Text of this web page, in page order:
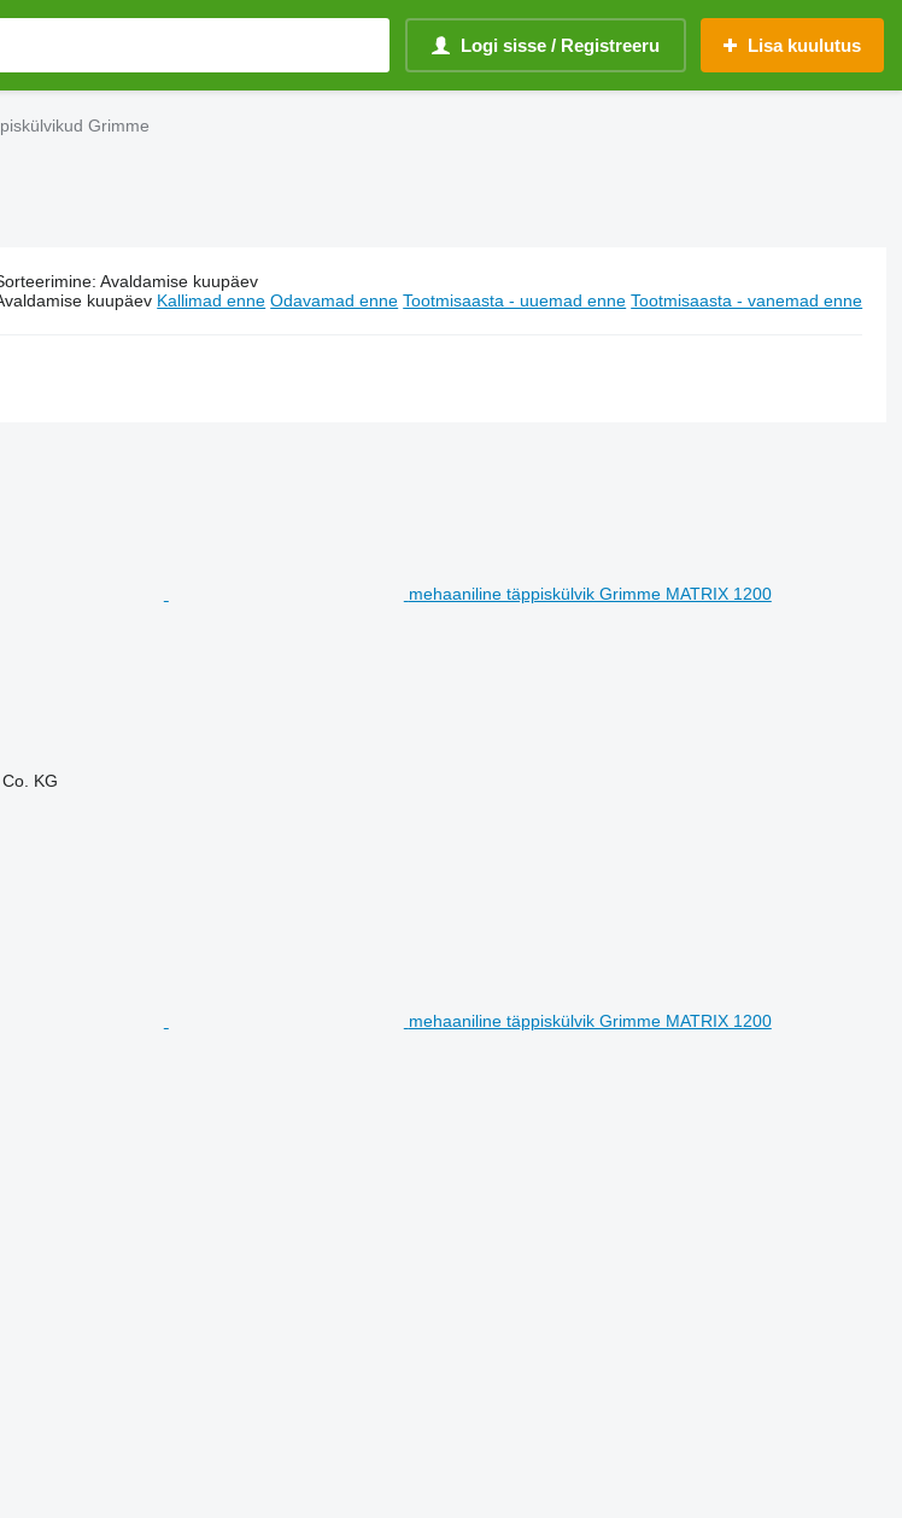
Logi sisse / Registreeru Lisa kuulutus
Grimme
: Avaldamise kuupäev
kuupäev Kallimad enne Odavamad enne Tootmisaasta - uuemad enne Tootmisaasta - vanemad enne
mehaaniline täppiskülvik Grimme MATRIX 1200
KG
mehaaniline täppiskülvik Grimme MATRIX 1200